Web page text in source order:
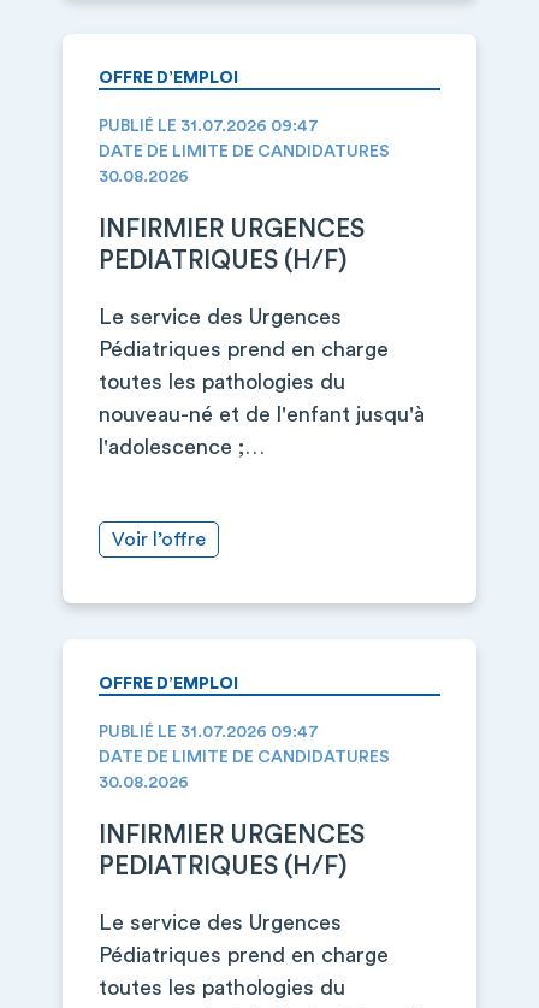
OFFRE D’EMPLOI
PUBLIÉ LE 31.07.2026 09:47
DATE DE LIMITE DE CANDIDATURES
30.08.2026
INFIRMIER URGENCES
PEDIATRIQUES (H/F)
Le service des Urgences
Pédiatriques prend en charge
toutes les pathologies du
nouveau-né et de l'enfant jusqu'à
l'adolescence ;…
Voir l’offre
OFFRE D’EMPLOI
PUBLIÉ LE 31.07.2026 09:47
DATE DE LIMITE DE CANDIDATURES
30.08.2026
INFIRMIER URGENCES
PEDIATRIQUES (H/F)
Le service des Urgences
Pédiatriques prend en charge
toutes les pathologies du